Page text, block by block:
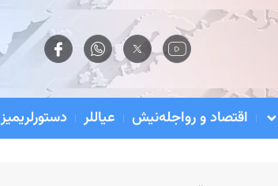
اقتصاد و رواجله‌نیش عیاللر دستورلریمیز